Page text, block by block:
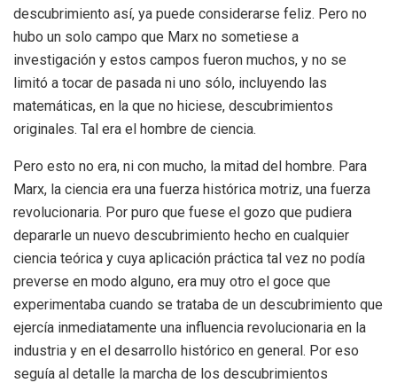
descubrimiento así, ya puede considerarse feliz. Pero no
hubo un solo campo que Marx no sometiese a
investigación y estos campos fueron muchos, y no se
limitó a tocar de pasada ni uno sólo, incluyendo las
matemáticas, en la que no hiciese, descubrimientos
originales. Tal era el hombre de ciencia.
Pero esto no era, ni con mucho, la mitad del hombre. Para
Marx, la ciencia era una fuerza histórica motriz, una fuerza
revolucionaria. Por puro que fuese el gozo que pudiera
depararle un nuevo descubrimiento hecho en cualquier
ciencia teórica y cuya aplicación práctica tal vez no podía
preverse en modo alguno, era muy otro el goce que
experimentaba cuando se trataba de un descubrimiento que
ejercía inmediatamente una influencia revolucionaria en la
industria y en el desarrollo histórico en general. Por eso
seguía al detalle la marcha de los descubrimientos